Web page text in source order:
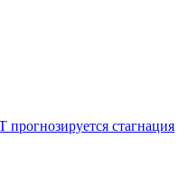
стагнация